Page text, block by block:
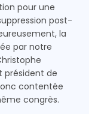
pour une
post-
la
par notre
président de
contentée
congrès.